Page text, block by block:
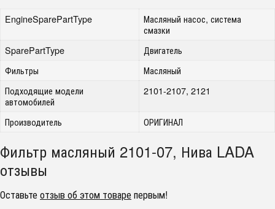
EngineSparePartType
Масляный насос, система
смазки
SparePartType
Двигатель
Фильтры
Масляный
Подходящие модели
автомобилей
2101-2107, 2121
Производитель ОРИГИНАЛ
Фильтр масляный 2101-07, Нива LADA
отзывы
Оставьтеотзыв об этом товарепервым!